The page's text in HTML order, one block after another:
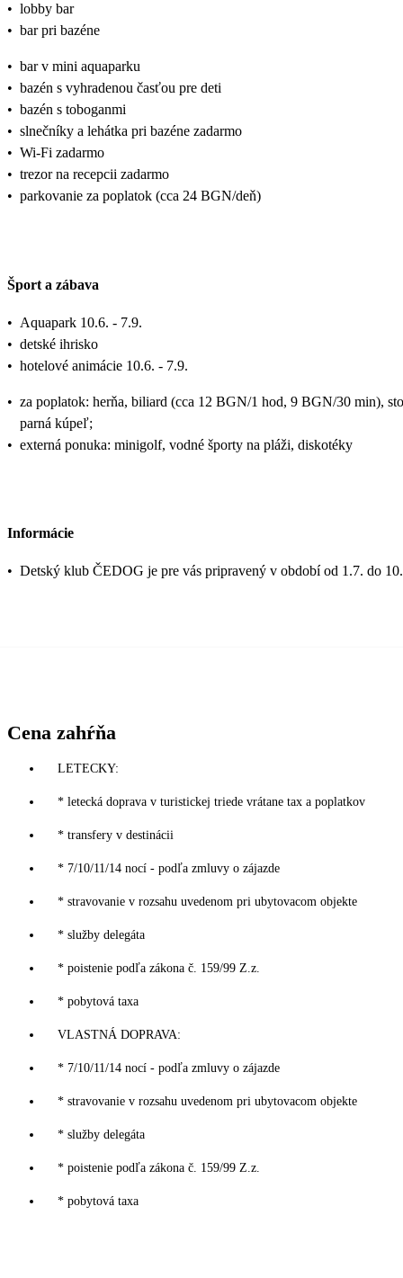
• lobby bar
• bar pri bazéne
• bar v mini aquaparku
• bazén s vyhradenou časťou pre deti
• bazén s toboganmi
• slnečníky a lehátka pri bazéne zadarmo
• Wi-Fi zadarmo
• trezor na recepcii zadarmo
• parkovanie za poplatok (cca 24 BGN/deň)
Šport a zábava
• Aquapark 10.6. - 7.9.
• detské ihrisko
• hotelové animácie 10.6. - 7.9.
• za poplatok: herňa, biliard (cca 12 BGN/1 hod, 9 BGN/30 min),
parná kúpeľ;
• externá ponuka: minigolf, vodné športy na pláži, diskotéky
Informácie
• Detský klub ČEDOG je pre vás pripravený v období od 1.7. do
Cena zahŕňa
LETECKY:
* letecká doprava v turistickej triede vrátane tax a poplatkov
* transfery v destinácii
* 7/10/11/14 nocí - podľa zmluvy o zájazde
* stravovanie v rozsahu uvedenom pri ubytovacom objekte
* služby delegáta
* poistenie podľa zákona č. 159/99 Z.z.
* pobytová taxa
VLASTNÁ DOPRAVA:
* 7/10/11/14 nocí - podľa zmluvy o zájazde
* stravovanie v rozsahu uvedenom pri ubytovacom objekte
* služby delegáta
* poistenie podľa zákona č. 159/99 Z.z.
* pobytová taxa